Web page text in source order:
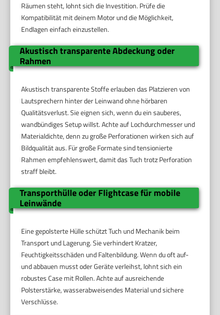
Räumen steht, lohnt sich die Investition. Prüfe die
Kompatibilität mit deinem Motor und die Möglichkeit,
Endlagen einfach einzustellen.
Akustisch transparente Abdeckung oder
Rahmen
Akustisch transparente Stoffe erlauben das Platzieren von
Lautsprechern hinter der Leinwand ohne hörbaren
Qualitätsverlust. Sie eignen sich, wenn du ein sauberes,
wandbündiges Setup willst. Achte auf Lochdurchmesser und
Materialdichte, denn zu große Perforationen wirken sich auf
Bildqualität aus. Für große Formate sind tensionierte
Rahmen empfehlenswert, damit das Tuch trotz Perforation
straff bleibt.
Transporthülle oder Flightcase für mobile
Leinwände
Eine gepolsterte Hülle schützt Tuch und Mechanik beim
Transport und Lagerung. Sie verhindert Kratzer,
Feuchtigkeitsschäden und Faltenbildung. Wenn du oft auf-
und abbauen musst oder Geräte verleihst, lohnt sich ein
robustes Case mit Rollen. Achte auf ausreichende
Polsterstärke, wasserabweisendes Material und sichere
Verschlüsse.